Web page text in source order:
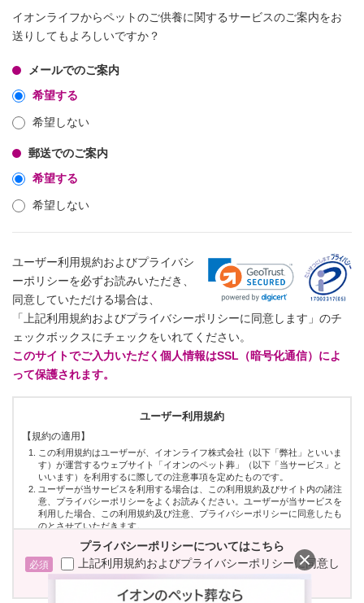
イオンライフからペットのご供養に関するサービスのご案内をお
送りしてもよろしいですか？
メールでのご案内
希望する
希望しない
郵送でのご案内
希望する
希望しない
ユーザー利用規約およびプライバシ
ーポリシーを必ずお読みいただき、
同意していただける場合は、
「上記利用規約およびプライバシーポリシーに同意します」のチ
ェックボックスにチェックをいれてください。
このサイトでご入力いただく個人情報はSSL（暗号化通信）によ
って保護されます。
ユーザー利用規約
【規約の適用】
この利用規約はユーザーが、イオンライフ株式会社（以下「弊社」といいま
す）が運営するウェブサイト「イオンのペット葬」（以下「当サービス」と
いいます）を利用するに際しての注意事項を定めたものです。
ユーザーが当サービスを利用する場合は、この利用規約及びサイト内の諸注
意、プライバシーポリシーをよくお読みください。ユーザーが当サービスを
利用した場合、この利用規約及び注意、プライバシーポリシーに同意したも
のとさせていただきます。
【当サービスについて】
当サービスは現在、ウェブサイトを通じてペット霊園の紹介及び予約サービス
を提供していますが、将来、弊社の判断で、様々なサービスを追加、変更、削
当サービスは、ユーザーが弊社の提供するサービスにアクセスすることを許諾
プライバシーポリシーについてはこちら
上記利用規約およびプライバシーポリシーに同意し
ます。